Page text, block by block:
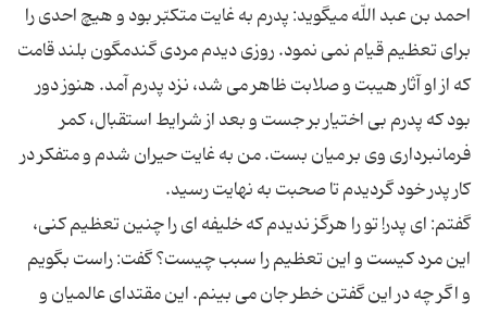
احمد بن عبد اللّه مى‏گوید: پدرم به غایت متكبّر بود و هیچ احدى را
براى تعظیم قیام نمى ‏نمود. روزى دیدم مردى گندمگون بلند قامت
كه از او آثار هیبت و صلابت ظاهر مى‏ شد، نزد پدرم آمد. هنوز دور
بود كه پدرم بى ‏اختیار بر جست و بعد از شرایط استقبال، كمر
فرمانبردارى وى بر میان بست. من به غایت حیران شدم و متفكر در
گفتم: اى پدر! تو را هرگز ندیدم كه خلیفه ‏اى را چنین تعظیم كنى،
این مرد كیست و این تعظیم را سبب چیست؟ گفت: راست بگویم
و اگر چه در این گفتن خطر جان مى ‏بینم. این مقتداى عالمیان و